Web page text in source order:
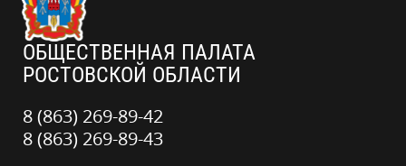
ОБЩЕСТВЕННАЯ ПАЛАТА
РОСТОВСКОЙ ОБЛАСТИ
8 (863) 269-89-42
8 (863) 269-89-43